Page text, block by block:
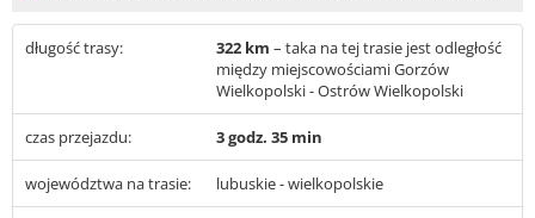
długość trasy: 322 km – taka na tej trasie jest odległość
między miejscowościami Gorzów
Wielkopolski - Ostrów Wielkopolski
czas przejazdu: 3 godz. 35 min
województwa na trasie: lubuskie - wielkopolskie